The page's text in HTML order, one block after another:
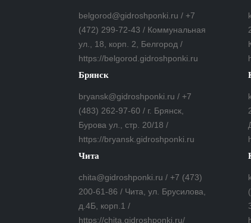
belgorod@gidroshponki.ru / +7
(472) 299-72-43 / Коммунальная
ул., 18, корп. 2, Белгород /
https://belgorod.gidroshponki.ru
Брянск
bryansk@gidroshponki.ru / +7
(483) 262-97-60 / г. Брянск,
Бурова ул., стр. 20/18 /
https://bryansk.gidroshponki.ru
Чита
chita@gidroshponki.ru / +7 (473)
200-61-86 / Чита, ул. Брусилова,
д.4Б, корп.1 /
https://chita.gidroshponki.ru/